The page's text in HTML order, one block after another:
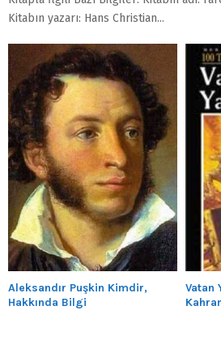
Kitabın yazarı: Hans Christian...
Aleksandır Puşkin Kimdir,
Hakkında Bilgi
Vatan